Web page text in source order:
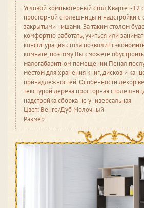
Угловой компьютерный стол Квартет-12
просторной столешницы и надстройки с
закрытыми нишами. За таким столом
комфортно работать, учиться или
конфигурация стола позволит
комнате, поэтому Вы сможете
малогабаритном помещении.Пенал
местом для хранения книг, дисков и
принадлежностей. Особенности декор
текстурой дерева просторная
надстройка сборка не универсальная
Цвет: Венге/Дуб Молочный
Размер: